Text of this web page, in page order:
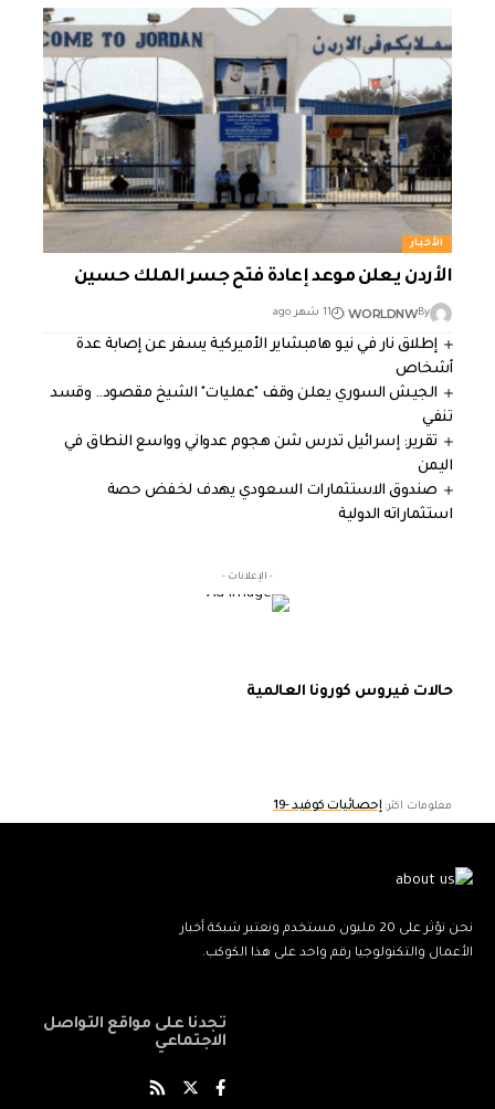
الأخبار
الأردن يعلن موعد إعادة فتح جسر الملك حسين
By
WORLDNW 11 شهر ago
إطلاق نار في نيو هامبشاير الأميركية يسفر عن إصابة عدة
أشخاص
الجيش السوري يعلن وقف "عمليات" الشيخ مقصود.. وقسد
تنفي
تقرير: إسرائيل تدرس شن هجوم عدواني وواسع النطاق في
اليمن
صندوق الاستثمارات السعودي يهدف لخفض حصة
استثماراته الدولية
- الإعلانات -
حالات فيروس كورونا العالمية
معلومات اكثر: إحصائيات كوفيد -19
نحن نؤثر على 20 مليون مستخدم ونعتبر شبكة أخبار
الأعمال والتكنولوجيا رقم واحد على هذا الكوكب.
تجدنا على مواقع التواصل
الاجتماعي